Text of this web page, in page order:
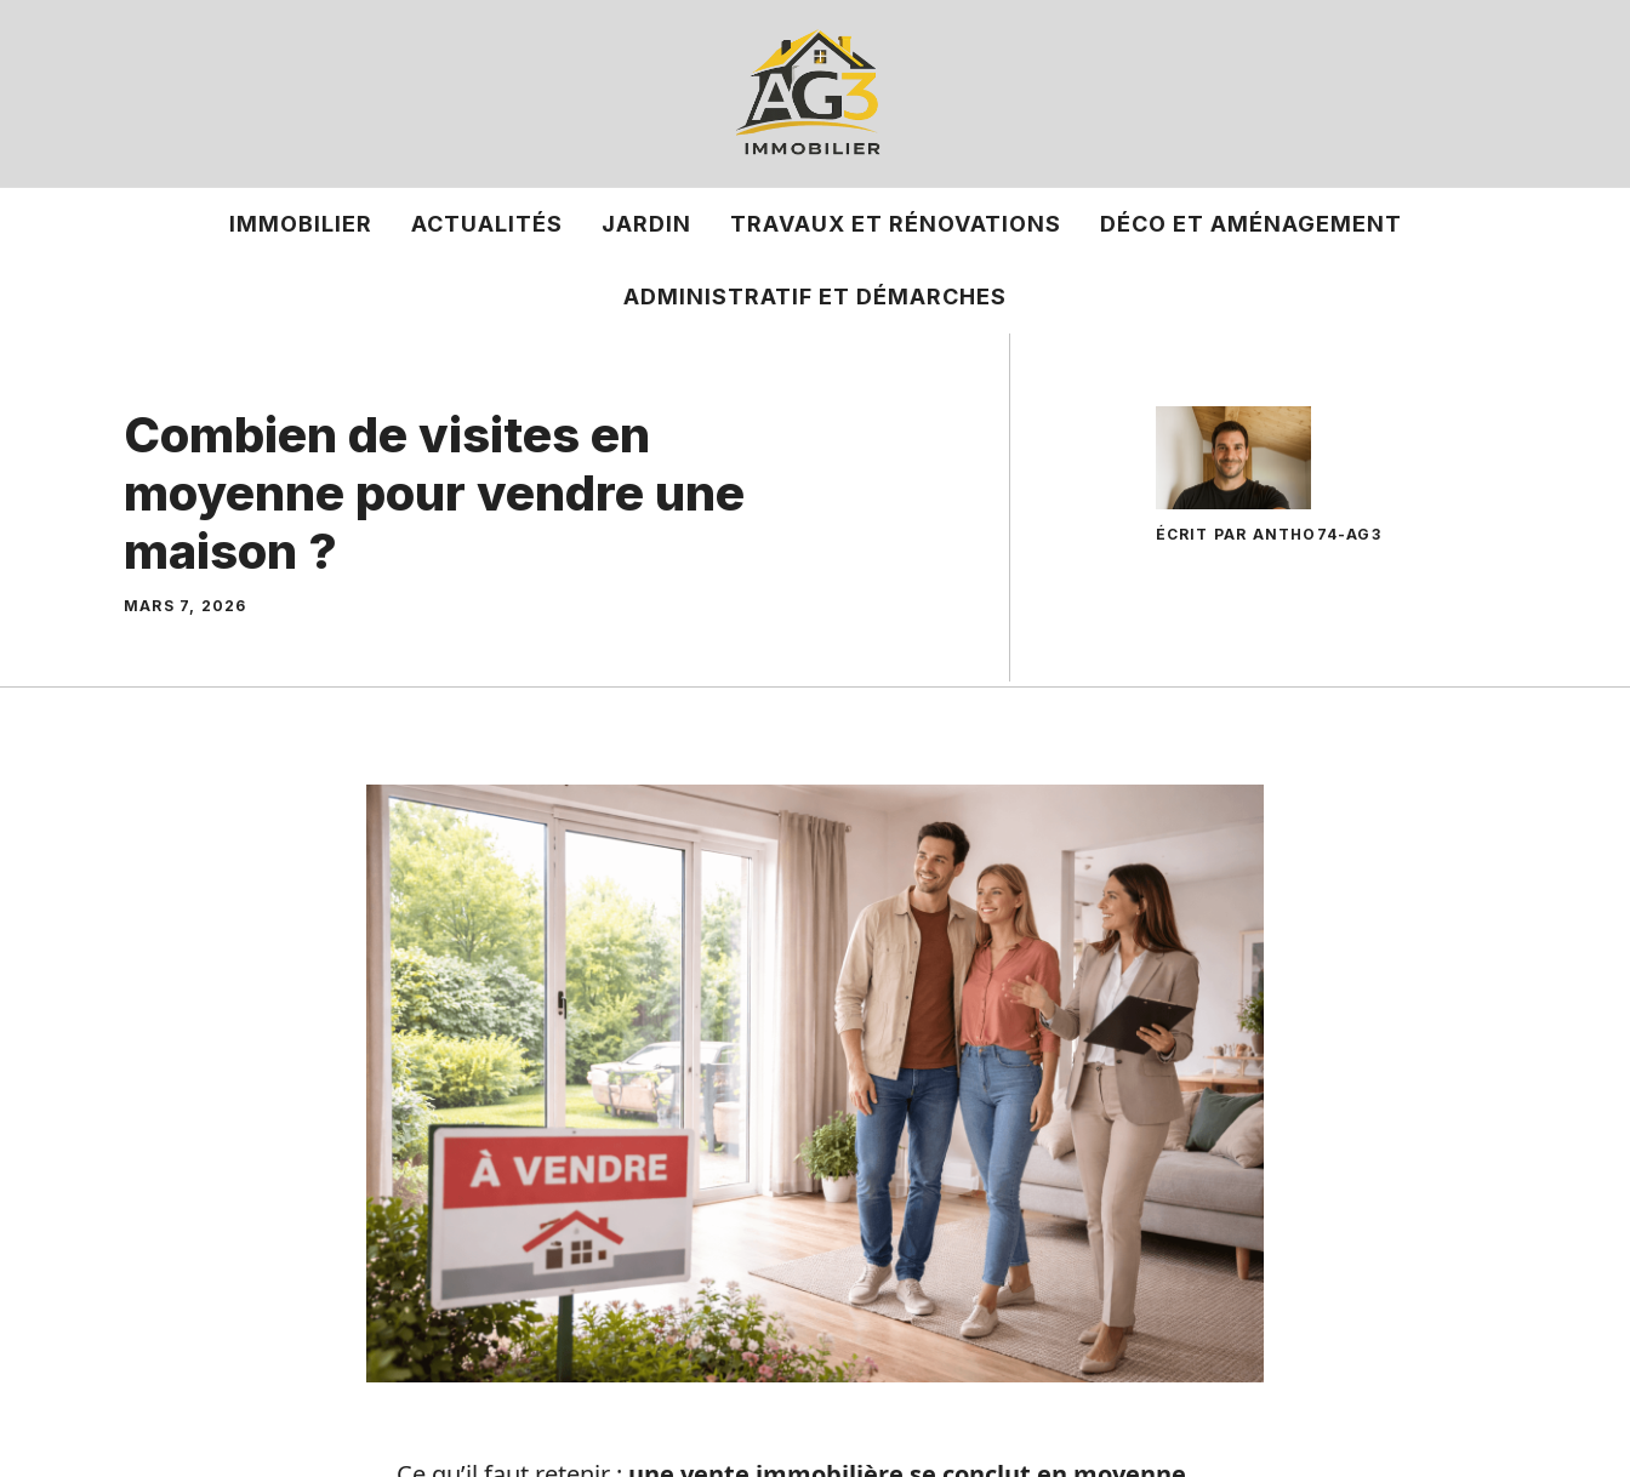
IMMOBILIER ACTUALITÉS JARDIN TRAVAUX ET RÉNOVATIONS DÉCO ET AMÉNAGEMENT
ADMINISTRATIF ET DÉMARCHES
Combien de visites en
moyenne pour vendre une
maison ?
MARS 7, 2026
ÉCRIT PAR ANTHO74-AG3